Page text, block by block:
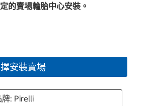
的賣場輪胎中心安裝。
安裝賣場
牌: Pirelli